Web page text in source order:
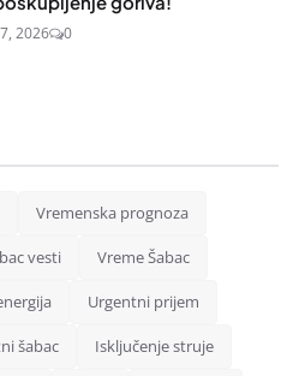
2026 0
Vremenska prognoza
vesti Vreme Šabac
Urgentni prijem
šabac Isključenje struje